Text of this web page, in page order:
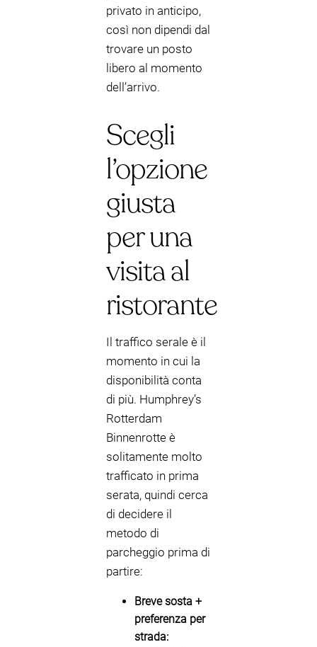
privato in anticipo,
così non dipendi dal
trovare un posto
libero al momento
dell’arrivo.
Scegli
l’opzione
giusta
per una
visita al
ristorante
Il traffico serale è il
momento in cui la
disponibilità conta
di più. Humphrey’s
Rotterdam
Binnenrotte è
solitamente molto
trafficato in prima
serata, quindi cerca
di decidere il
metodo di
parcheggio prima di
partire:
Breve sosta +
preferenza per
strada: